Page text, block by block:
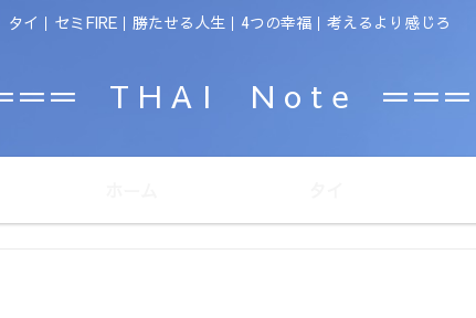
タイ｜セミFIRE｜勝たせる人生｜4つの幸福｜考えるより感じろ
＝＝ T H A I N o t e ＝＝＝